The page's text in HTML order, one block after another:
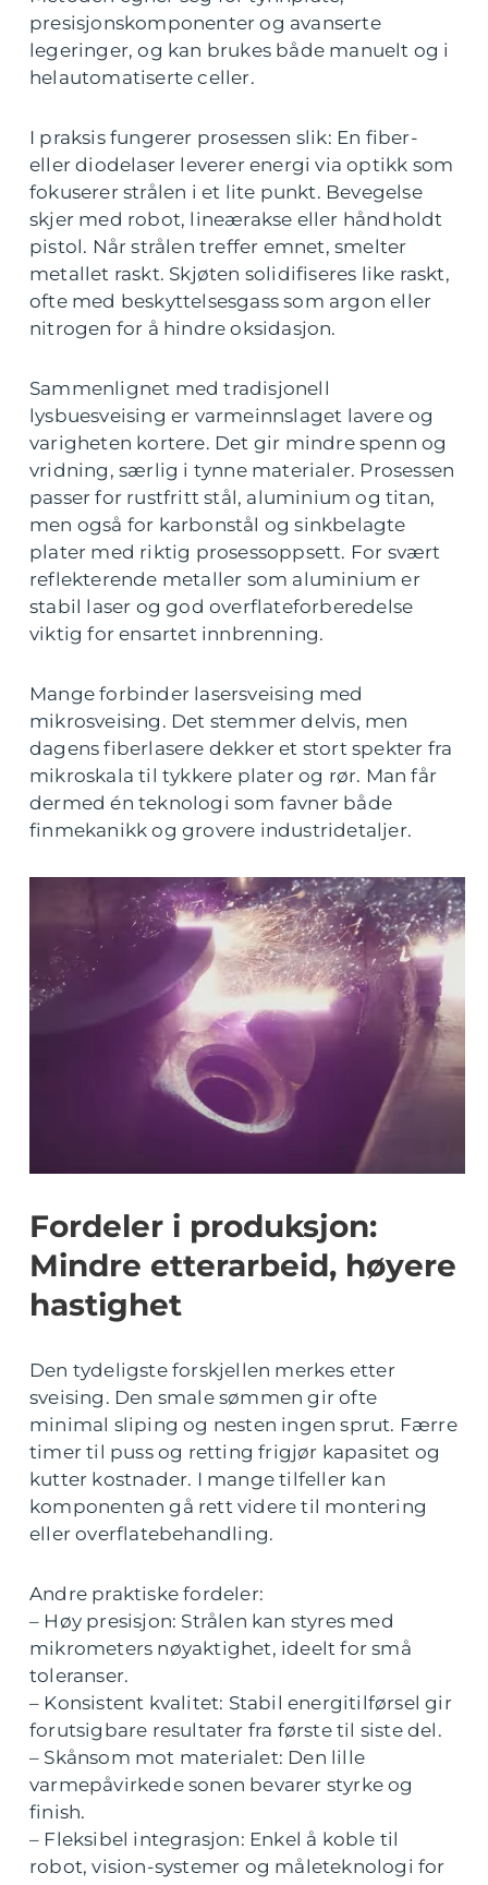
presisjonskomponenter og avanserte
legeringer, og kan brukes både manuelt og i
helautomatiserte celler.
I praksis fungerer prosessen slik: En fiber-
eller diodelaser leverer energi via optikk som
fokuserer strålen i et lite punkt. Bevegelse
skjer med robot, lineærakse eller håndholdt
pistol. Når strålen treffer emnet, smelter
metallet raskt. Skjøten solidifiseres like raskt,
ofte med beskyttelsesgass som argon eller
nitrogen for å hindre oksidasjon.
Sammenlignet med tradisjonell
lysbuesveising er varmeinnslaget lavere og
varigheten kortere. Det gir mindre spenn og
vridning, særlig i tynne materialer. Prosessen
passer for rustfritt stål, aluminium og titan,
men også for karbonstål og sinkbelagte
plater med riktig prosessoppsett. For svært
reflekterende metaller som aluminium er
stabil laser og god overflateforberedelse
viktig for ensartet innbrenning.
Mange forbinder lasersveising med
mikrosveising. Det stemmer delvis, men
dagens fiberlasere dekker et stort spekter fra
mikroskala til tykkere plater og rør. Man får
dermed én teknologi som favner både
finmekanikk og grovere industridetaljer.
Fordeler i produksjon:
Mindre etterarbeid, høyere
hastighet
Den tydeligste forskjellen merkes etter
sveising. Den smale sømmen gir ofte
minimal sliping og nesten ingen sprut. Færre
timer til puss og retting frigjør kapasitet og
kutter kostnader. I mange tilfeller kan
komponenten gå rett videre til montering
eller overflatebehandling.
Andre praktiske fordeler:
– Høy presisjon: Strålen kan styres med
mikrometers nøyaktighet, ideelt for små
toleranser.
– Konsistent kvalitet: Stabil energitilførsel gir
forutsigbare resultater fra første til siste del.
– Skånsom mot materialet: Den lille
varmepåvirkede sonen bevarer styrke og
finish.
– Fleksibel integrasjon: Enkel å koble til
robot, vision-systemer og måleteknologi for